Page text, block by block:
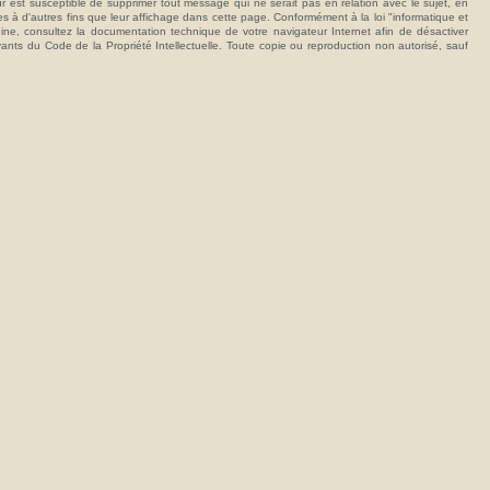
susceptible de supprimer tout message qui ne serait pas en relation avec le sujet, en
à d'autres fins que leur affichage dans cette page. Conformément à la loi "informatique et
consultez la documentation technique de votre navigateur Internet afin de désactiver
du Code de la Propriété Intellectuelle. Toute copie ou reproduction non autorisé, sauf